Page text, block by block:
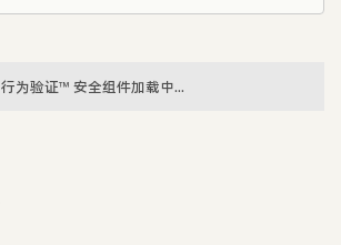
行为验证™ 安全组件加载中...